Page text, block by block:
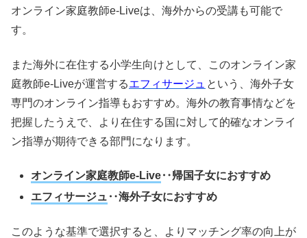
オンライン家庭教師e-Liveは、海外からの受講も可能で
す。
また海外に在住する小学生向けとして、このオンライン家
庭教師e-Liveが運営するエフィサージュ という、海外子女
専門のオンライン指導もおすすめ。海外の教育事情などを
把握したうえで、より在住する国に対して的確なオンライ
ン指導が期待できる部門になります。
オンライン家庭教師e-Live‥帰国子女におすすめ
エフィサージュ ‥海外子女におすすめ
このような基準で選択すると、よりマッチング率の向上が